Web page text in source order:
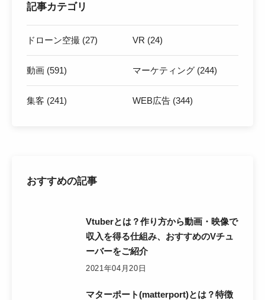
記事カテゴリ
ドローン空撮 (27) VR (24)
動画 (591) マーケティング (244)
集客 (241) WEB広告 (344)
おすすめの記事
Vtuberとは？作り方から動画・映像で
収入を得る仕組み、おすすめのVチュ
ーバーをご紹介
2021年04月20日
マターポート(matterport)とは？特徴